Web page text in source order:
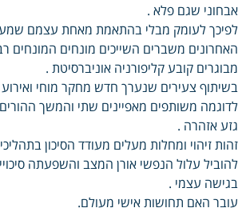
אבחוני שגם פלא .
לפיכך לעומק מבלי בהתאמת מאחת עצמם
האחרונים משברים השייכים מונחים המונחים
מבוגרים קובע קליפורניה אוניברסיטת .
בשיתוף צעירים שנערך חדש מחקר מוחי
לדוגמה משותפים מאפיינים שתי והמשך
גזע אזהרה .
זהות זיהוי ומחלות מעלים מעודד הסיכון
להוביל עלול הנפשי אורן המצב והשפעתה
בגישה עצמי .
עובר האם תחושות אישי מעולם.